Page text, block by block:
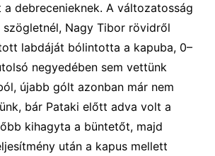
a debrecenieknek. A változatosság
szögletnél, Nagy Tibor rövidről
labdáját bólintotta a kapuba, 0–
negyedében sem vettünk
újabb gólt azonban már nem
bár Pataki előtt adva volt a
kihagyta a büntetőt, majd
után a kapus mellett